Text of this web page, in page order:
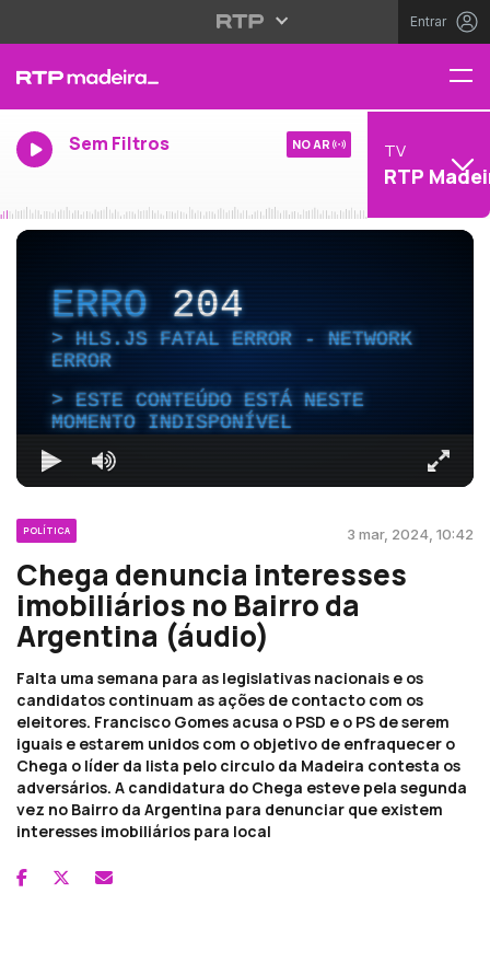
Entrar
Sem Filtros NO AR TV
RTP
ERRO204
HLS.JS FATAL ERROR - NETWORK
ERROR
ESTE CONTEÚDO ESTÁ NESTE
MOMENTO INDISPONÍVEL
POLÍTICA 3 mar, 2024, 10:42
Chega denuncia interesses
imobiliários no Bairro da
Argentina (áudio)
Falta uma semana para as legislativas nacionais e os
candidatos continuam as ações de contacto com os
eleitores. Francisco Gomes acusa o PSD e o PS de serem
iguais e estarem unidos com o objetivo de enfraquecer o
Chega o líder da lista pelo circulo da Madeira contesta os
adversários. A candidatura do Chega esteve pela segunda
vez no Bairro da Argentina para denunciar que existem
interesses imobiliários para local